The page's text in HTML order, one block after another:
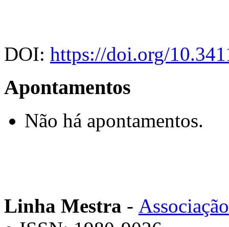
DOI: https://doi.org/
Apontamentos
Não há apontamentos.
Linha Mestra -